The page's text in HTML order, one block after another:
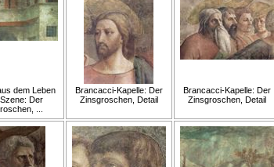
dem Leben
Der
...
Brancacci-Kapelle: Der
Zinsgroschen, Detail
Brancacci-Kapelle: Der
Zinsgroschen, Detail